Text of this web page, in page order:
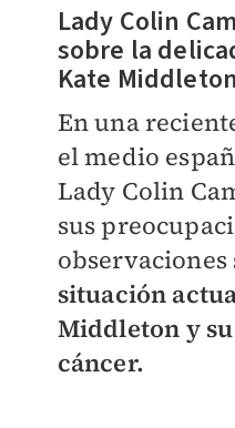
Lady Colin
sobre la
Kate Middleton
En una
el medio
Lady Colin
sus
observaciones
situación
Middleton y
cáncer.